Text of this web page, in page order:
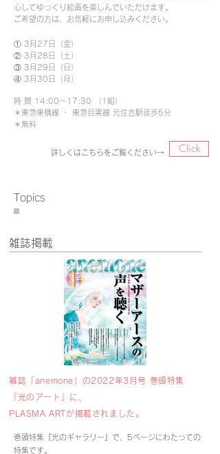
心してゆっくり絵画を楽しんでいただけます。
ご希望の方は、​お気軽にお申し込みください。
① 3月27日（金）
② 3月28 日（土）
③ 3月29日（日）
④ 3月30日（月）
時 間 14:00～17:30 （1組）
＊東急東横線 ・ 東急目黒線 元住吉駅徒歩5分
​＊無料
詳しくはこちらをご覧ください→ Click
Topics
​雑誌掲載
雑誌「anemone」の2022年3月号 巻頭特集
『光のアート』に、
PLASMA ARTが掲載されました。
巻頭特集『光のギャラリー』で、5ページにわたっての
特集です。